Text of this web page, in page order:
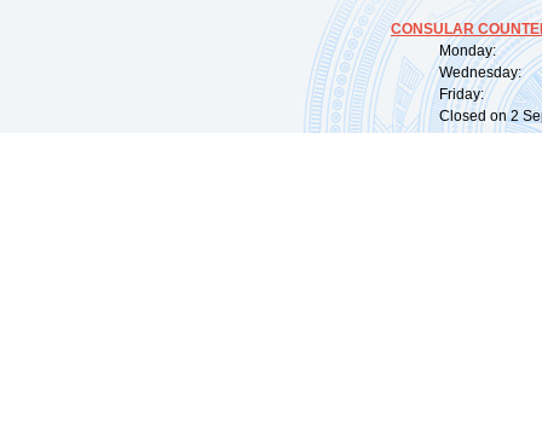
CONSULAR
Monday:
Wednesday:
Friday:
Closed on 2